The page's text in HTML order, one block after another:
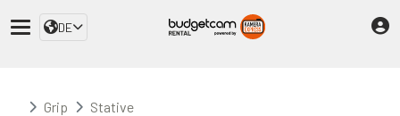
DE
Grip
Stative